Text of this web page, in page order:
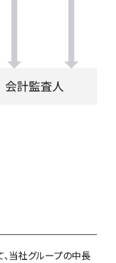
当社グループの中長